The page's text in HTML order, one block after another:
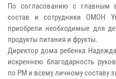
По согласованию с главным
состав и сотрудники ОМОН
приобрели необходимые для
продукты питания и фрукты.
Директор дома ребенка
искреннею благодарность
по РМ и всему личному составу